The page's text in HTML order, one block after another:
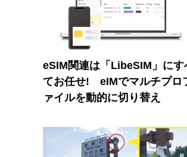
eSIM関連は「LibeSIM」にす
てお任せ! eIMでマルチプロ
ァイルを動的に切り替え